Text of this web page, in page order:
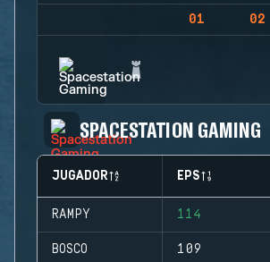
01 02
SPACESTATION GAMING
JUGADOR EPS
RAMPY 114
BOSCO 109